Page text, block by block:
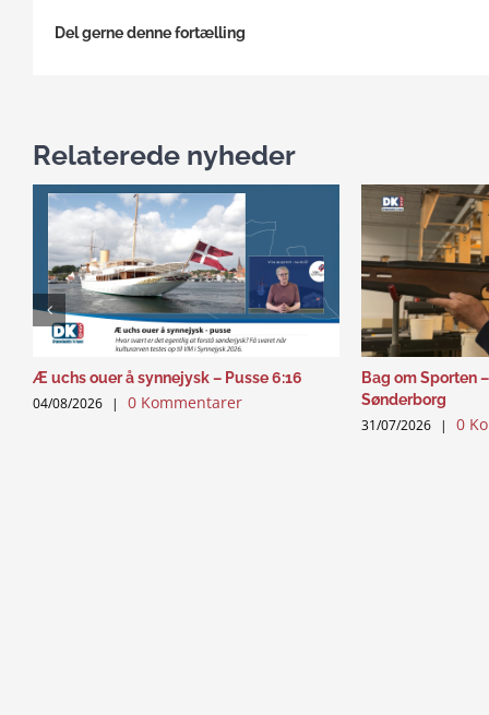
Del gerne denne fortælling
Relaterede nyheder
Æ uchs ouer å synnejysk – Pusse 6:16
04/08/2026 | 0 Kommentarer
Bag om Sporten
Sønderborg
31/07/2026 | 0